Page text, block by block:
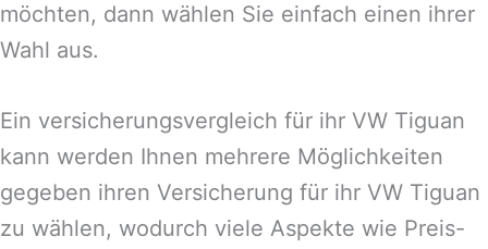
möchten, dann wählen Sie einfach einen ihrer
Wahl aus.
Ein versicherungsvergleich für ihr VW Tiguan
kann werden Ihnen mehrere Möglichkeiten
gegeben ihren Versicherung für ihr VW Tiguan
zu wählen, wodurch viele Aspekte wie Preis-